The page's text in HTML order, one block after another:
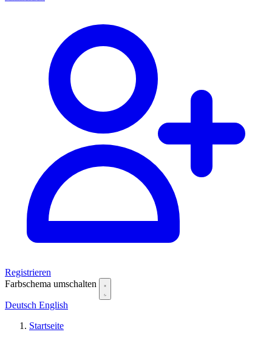
Registrieren
Farbschema umschalten
Deutsch English
Startseite